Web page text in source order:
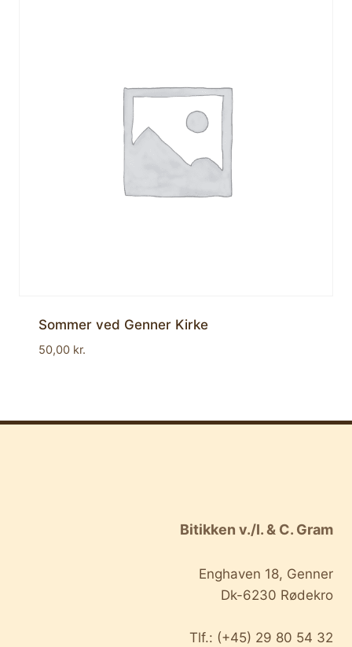
Sommer ved Genner Kirke
50,00 kr.
Bitikken v./I. & C. Gram
Enghaven 18, Genner
Dk-6230 Rødekro
Tlf.: (+45) 29 80 54 32